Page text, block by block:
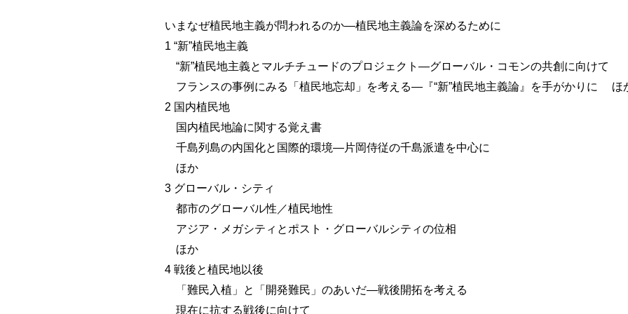
いまなぜ植民地主義が問われるのか―植民地主義論を深めるために
1 “新”植民地主義
“新”植民地主義とマルチチュードのプロジェクト―グローバル・コモンの共創に向けて
フランスの事例にみる「植民地忘却」を考える―『“新”植民地主義論』を手がかりに ほ
2 国内植民地
国内植民地論に関する覚え書
千島列島の内国化と国際的環境―片岡侍従の千島派遣を中心に
ほか
3 グローバル・シティ
都市のグローバル性／植民地性
アジア・メガシティとポスト・グローバルシティの位相
ほか
4 戦後と植民地以後
「難民入植」と「開発難民」のあいだ―戦後開拓を考える
現在に抗する戦後に向けて